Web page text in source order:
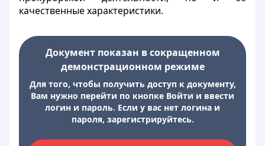
качественные характеристики.
Документ показан в сокращенном
демонстрационном режиме
Для того, чтобы получить доступ к документу,
Вам нужно перейти по кнопке Войти и ввести
логин и пароль. Если у вас нет логина и
пароля, зарегистрируйтесь.